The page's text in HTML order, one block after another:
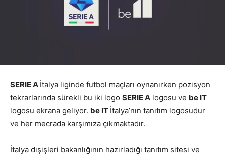
SERIE A İtalya liginde futbol maçları oynanırken pozisyon
tekrarlarında sürekli bu iki logo SERIE A logosu ve be IT
logosu ekrana geliyor. be IT İtalya’nın tanıtım logosudur
ve her mecrada karşımıza çıkmaktadır.
İtalya dışişleri bakanlığının hazırladığı tanıtım sitesi ve